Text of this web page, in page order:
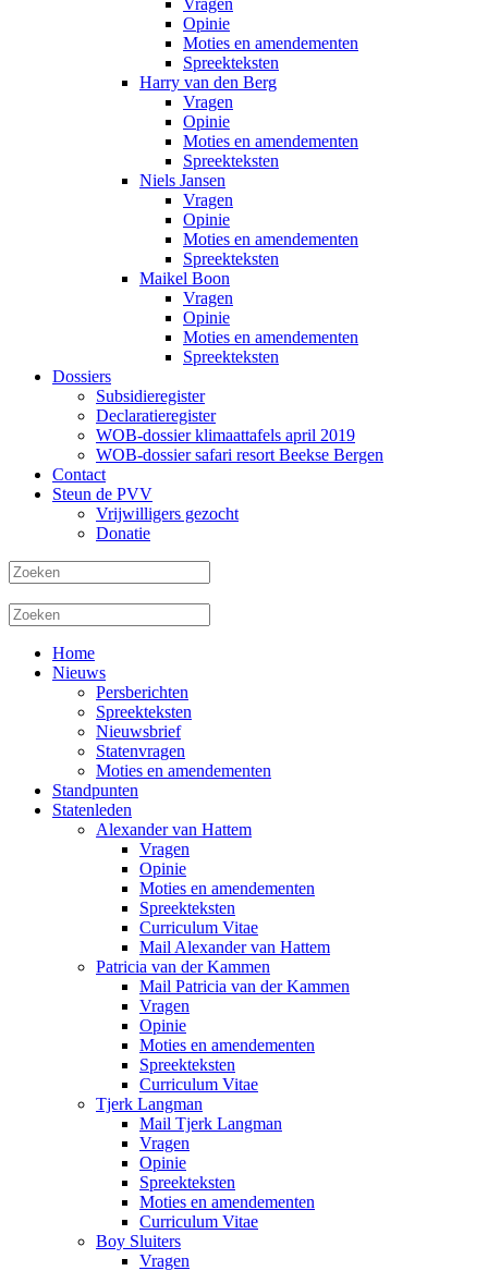
Vragen
Opinie
Moties en amendementen
Spreekteksten
Harry van den Berg
Vragen
Opinie
Moties en amendementen
Spreekteksten
Niels Jansen
Vragen
Opinie
Moties en amendementen
Spreekteksten
Maikel Boon
Vragen
Opinie
Moties en amendementen
Spreekteksten
Dossiers
Subsidieregister
Declaratieregister
WOB-dossier klimaattafels april 2019
WOB-dossier safari resort Beekse Bergen
Contact
Steun de PVV
Vrijwilligers gezocht
Donatie
Home
Nieuws
Persberichten
Spreekteksten
Nieuwsbrief
Statenvragen
Moties en amendementen
Standpunten
Statenleden
Alexander van Hattem
Vragen
Opinie
Moties en amendementen
Spreekteksten
Curriculum Vitae
Mail Alexander van Hattem
Patricia van der Kammen
Mail Patricia van der Kammen
Vragen
Opinie
Moties en amendementen
Spreekteksten
Curriculum Vitae
Tjerk Langman
Mail Tjerk Langman
Vragen
Opinie
Spreekteksten
Moties en amendementen
Curriculum Vitae
Boy Sluiters
Vragen